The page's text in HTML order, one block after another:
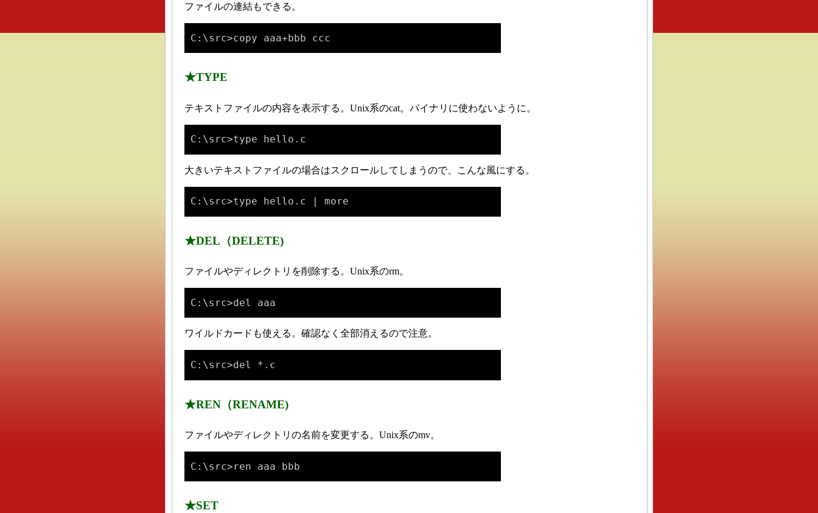
ファイルの連結もできる。
C:\src>copy aaa+bbb ccc
★TYPE
テキストファイルの内容を表示する。Unix系のcat。バイナリに使わないように。
C:\src>type hello.c
大きいテキストファイルの場合はスクロールしてしまうので、こんな風にする。
C:\src>type hello.c | more
★DEL（DELETE)
ファイルやディレクトリを削除する。Unix系のrm。
C:\src>del aaa
ワイルドカードも使える。確認なく全部消えるので注意。
C:\src>del *.c
★REN（RENAME)
ファイルやディレクトリの名前を変更する。Unix系のmv。
C:\src>ren aaa bbb
★SET